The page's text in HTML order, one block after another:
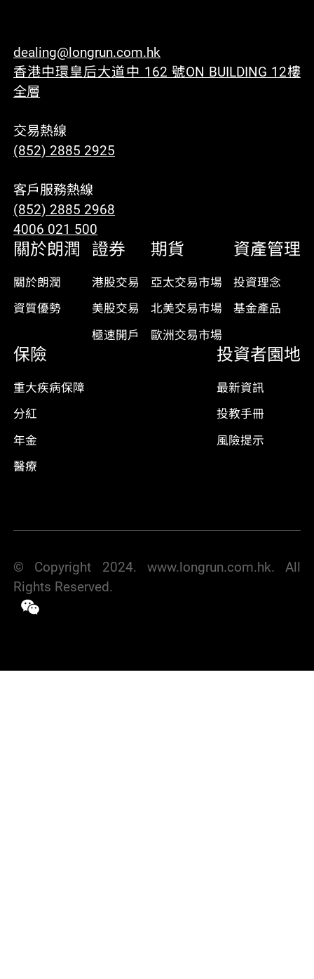
dealing@longrun.com.hk
香港中環皇后大道中 162 號ON BUILDING 12樓
全層
交易熱線
(852) 2885 2925
客戶服務熱線
(852) 2885 2968
4006 021 500
關於朗潤
關於朗潤
資質優勢
證券
港股交易
美股交易
極速開戶
期貨
亞太交易市場
北美交易市場
歐洲交易市場
資產管理
投資理念
基金產品
保險
重大疾病保障
分紅
年金
醫療
投資者園地
最新資訊
投教手冊
風險提示
© Copyright 2024. www.longrun.com.hk. All
Rights Reserved.